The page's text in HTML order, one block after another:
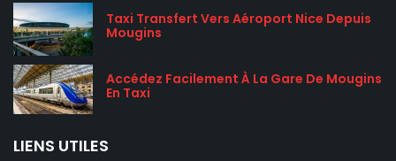
Taxi Transfert Vers Aéroport Nice Depuis
Mougins
Accédez Facilement À La Gare De Mougins
En Taxi
LIENS UTILES